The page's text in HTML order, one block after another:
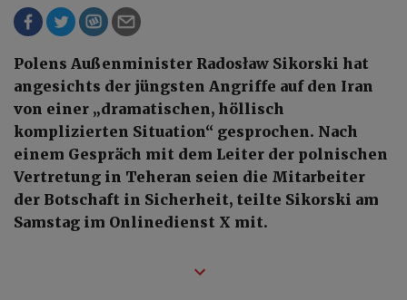
Polens Außenminister Radosław Sikorski hat
angesichts der jüngsten Angriffe auf den Iran
von einer „dramatischen, höllisch
komplizierten Situation“ gesprochen. Nach
einem Gespräch mit dem Leiter der polnischen
Vertretung in Teheran seien die Mitarbeiter
der Botschaft in Sicherheit, teilte Sikorski am
Samstag im Onlinedienst X mit.